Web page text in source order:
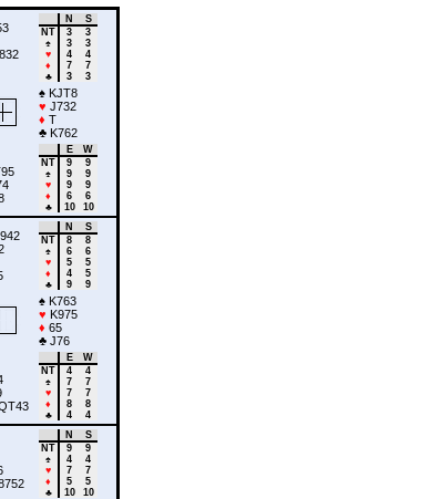
N
S
NT
3
3
♠
3
3
♥
4
4
♦
7
7
♣
3 3
♠ KJT8
♥ J732
♦ T
♣ K762
E
W
NT
9
9
♠
9
9
♥
9
9
♦
6
6
♣
10 10
N
S
NT
8
8
♠
6
6
♥
5
5
♦
4
5
♣
9 9
♠ K763
♥ K975
♦ 65
♣ J76
E
W
NT
4
4
♠
7
7
♥
7
7
♦
8
8
♣
4 4
N
S
NT
9
9
♠
4
4
♥
7
7
♦
5
5
♣
10 10